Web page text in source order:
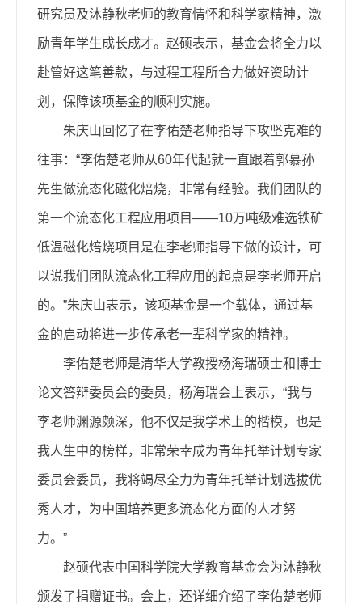
研究员及沐静秋老师的教育情怀和科学家精神，激
励青年学生成长成才。赵硕表示，基金会将全力以
赴管好这笔善款，与过程工程所合力做好资助计
划，保障该项基金的顺利实施。
朱庆山回忆了在李佑楚老师指导下攻坚克难的
往事：“李佑楚老师从60年代起就一直跟着郭慕孙
先生做流态化磁化焙烧，非常有经验。我们团队的
第一个流态化工程应用项目——10万吨级难选铁矿
低温磁化焙烧项目是在李老师指导下做的设计，可
以说我们团队流态化工程应用的起点是李老师开启
的。”朱庆山表示，该项基金是一个载体，通过基
金的启动将进一步传承老一辈科学家的精神。
李佑楚老师是清华大学教授杨海瑞硕士和博士
论文答辩委员会的委员，杨海瑞会上表示，“我与
李老师渊源颇深，他不仅是我学术上的楷模，也是
我人生中的榜样，非常荣幸成为青年托举计划专家
委员会委员，我将竭尽全力为青年托举计划选拔优
秀人才，为中国培养更多流态化方面的人才努
力。”
赵硕代表中国科学院大学教育基金会为沐静秋
颁发了捐赠证书。会上，还详细介绍了李佑楚老师